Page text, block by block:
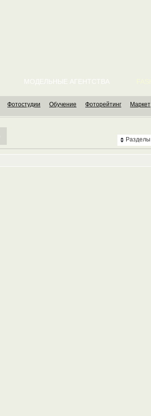
МОДЕЛЬНЫЕ АГЕНТСТВА
Фотостудии Обучение Фоторейтинг Маркет
Разделы